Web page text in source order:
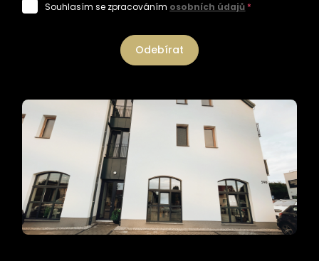
Souhlasím se zpracováním osobních údajů *
Odebírat